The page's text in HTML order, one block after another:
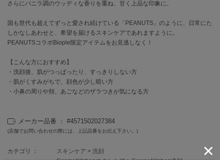
EIMY ISTOIRE
エイミー イストワール
emmi
エミ
エミ アトリエ
emmi yoga
エミヨガ
エトレトウキョウ
アイ
さらにバニラ調のウッディな香りを重ね、甘く上品な印象に。
国も世代も超えてずっと愛され続けている「PEANUTS」のように、日常にた
しかなしあわせと、希望を届けるスキンケアであれますように。
PEANUTSコラボBiople限定アイテムをお見逃しなく！
【こんな方におすすめ】
・洗顔後、肌がつっぱったり、すっきりしない方
・肌がくすみがちで、顔色が少し暗い方
・小鼻の周りや頬、あごなどのザラつきが気になる方
メーカー品番 ： #4571502027384
(店舗でお問い合わせの際には、上記品番をお伝え下さい。)
カテゴリ ： スキンケア > 洗顔